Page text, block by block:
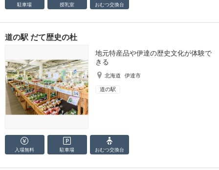
駐車場 授乳室 おむつ交換台
道の駅 だて歴史の杜
地元特産品や伊達の歴史文化が体験で
きる
北海道 伊達市
道の駅
入場無料 駐車場 おむつ交換台